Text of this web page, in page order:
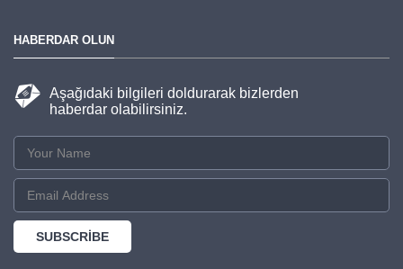
HABERDAR OLUN
Aşağıdaki bilgileri doldurarak bizlerden
haberdar olabilirsiniz.